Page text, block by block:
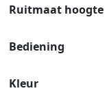
Ruitmaat hoogte
Bediening
Kleur